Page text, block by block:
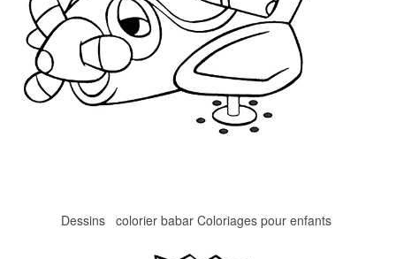
Dessins colorier babar Coloriages pour enfants